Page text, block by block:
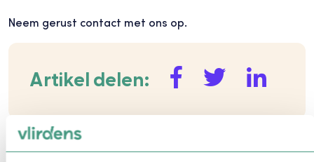
Neem gerust contact met ons op.
Artikel delen: